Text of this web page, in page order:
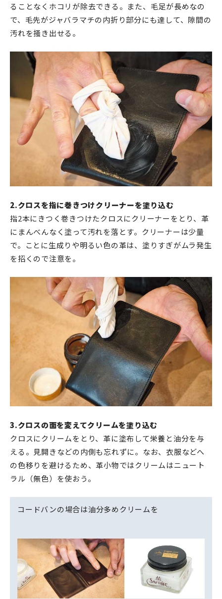
ることなくホコリが除去できる。また、毛足が長めなの
で、毛先がジャバラマチの内折り部分にも達して、隙間の
汚れを掻き出せる。
2.クロスを指に巻きつけクリーナーを塗り込む
指2本にきつく巻きつけたクロスにクリーナーをとり、革
にまんべんなく塗って汚れを落とす。クリーナーは少量
で。ことに生成りや明るい色の革は、塗りすぎがムラ発生
を招くので注意を。
3.クロスの面を変えてクリームを塗り込む
クロスにクリームをとり、革に塗布して栄養と油分を与
える。見開きなどの内側も忘れずに。なお、衣服などへ
の色移りを避けるため、革小物ではクリームはニュート
ラル（無色）を使おう。
コードバンの場合は油分多めクリームを